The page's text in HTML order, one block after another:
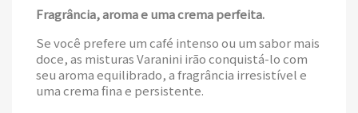
Fragrância, aroma e uma crema perfeita.
Se você prefere um café intenso ou um sabor mais
doce, as misturas Varanini irão conquistá-lo com
seu aroma equilibrado, a fragrância irresistível e
uma crema fina e persistente.